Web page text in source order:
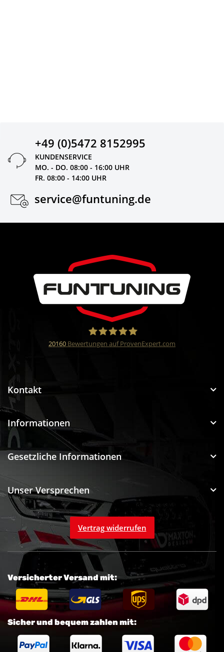
+49 (0)5472 8152995
KUNDENSERVICE
MO. - DO. 08:00 - 16:00 UHR
FR. 08:00 - 14:00 UHR
service@funtuning.de
20160 Bewertungen auf ProvenExpert.com
Kontakt
Informationen
Gesetzliche Informationen
Unser Versprechen
Vertrag widerrufen
Sicher und bequem zahlen mit:
Versicherter Versand mit: